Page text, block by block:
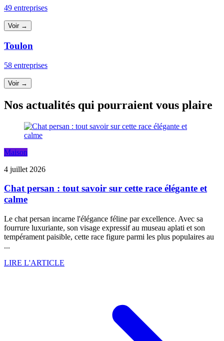
49 entreprises
Voir →
Toulon
58 entreprises
Voir →
Nos actualités qui pourraient vous plaire
Maison
4 juillet 2026
Chat persan : tout savoir sur cette race élégante et
calme
Le chat persan incarne l'élégance féline par excellence. Avec sa
fourrure luxuriante, son visage expressif au museau aplati et son
tempérament paisible, cette race figure parmi les plus populaires au
...
LIRE L'ARTICLE